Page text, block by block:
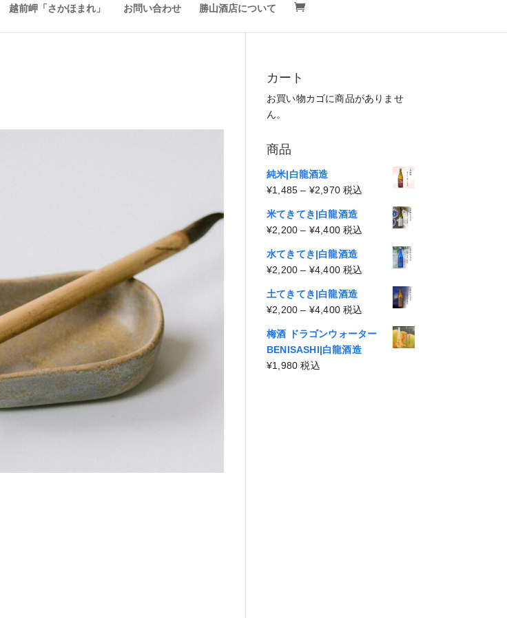
越前岬「さかほまれ」 お問い合わせ 勝山酒店について
カート
お買い物カゴに商品がありませ
ん。
商品
純米|白龍酒造
¥1,485 – ¥2,970価
帯:
¥1,485
–
¥2,970
税込
米てきてき|白龍酒造
¥2,200 – ¥4,400価
帯:
¥2,200
–
¥4,400
税込
水てきてき|白龍酒造
¥2,200 – ¥4,400価
帯:
¥2,200
–
¥4,400
税込
土てきてき|白龍酒造
¥2,200 – ¥4,400価
帯:
¥2,200
税込
梅酒 ドラゴンウォーター
BENISASHI|白龍酒造
¥1,980 税込